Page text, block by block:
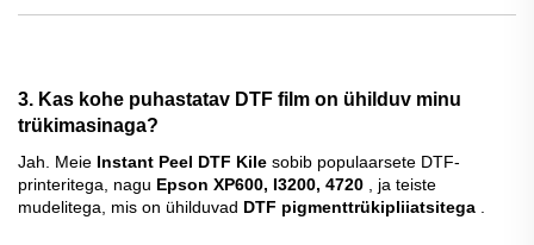
3. Kas kohe puhastatav DTF film on ühilduv minu
trükimasinaga?
Jah. Meie Instant Peel DTF Kile sobib populaarsete DTF-
printeritega, nagu Epson XP600, I3200, 4720
, ja teiste
mudelitega, mis on ühilduvad DTF pigmenttrükipliiatsitega